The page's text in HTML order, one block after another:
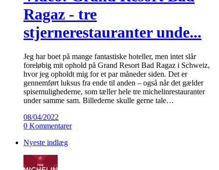
Ragaz - tre
stjernerestauranter unde...
Jeg har boet på mange fantastiske hoteller, men intet slår
foreløbig mit ophold på Grand Resort Bad Ragaz i Schweiz,
hvor jeg opholdt mig for et par måneder siden. Det er
gennemført luksus fra ende til anden – også når det gælder
spisemulighederne, som tæller hele tre michelinrestauranter
under samme sam. Billederne skulle gerne tale…
08/04/2022
0 Kommentarer
Nyeste indlæg